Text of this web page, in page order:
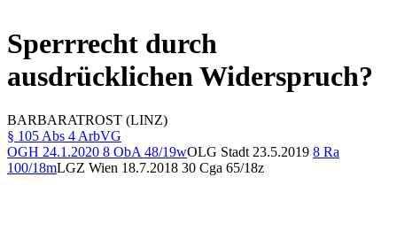
Sperrrecht durch
ausdrücklichen Widerspruch?
BARBARATROST (LINZ)
§ 105 Abs 4 ArbVG
OGH 24.1.2020 8 ObA 48/19wOLG Stadt 23.5.2019 8 Ra
100/18mLGZ Wien 18.7.2018 30 Cga 65/18z